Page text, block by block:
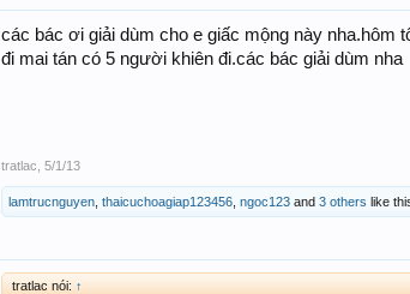
các bác ơi giải dùm cho e giấc mộng này
đi mai tán có 5 người khiên đi.các bác giải dùm nha
tratlac 5/1/13
lamtrucnguyen thaicuchoagiap123456 ngoc123 and 3 others like
tratlac nói: ↑